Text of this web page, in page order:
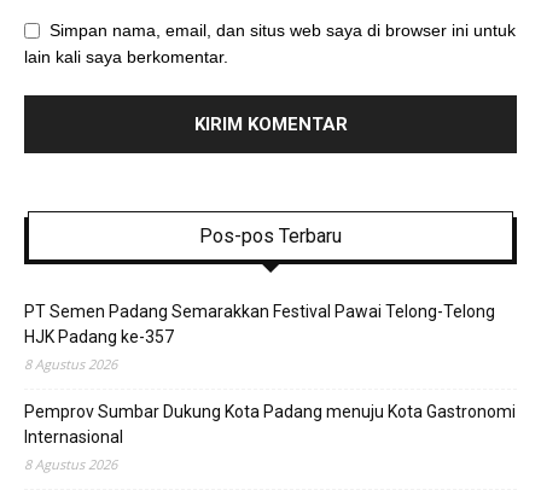
Simpan nama, email, dan situs web saya di browser ini untuk
lain kali saya berkomentar.
Pos-pos Terbaru
PT Semen Padang Semarakkan Festival Pawai Telong-Telong
HJK Padang ke-357
8 Agustus 2026
Pemprov Sumbar Dukung Kota Padang menuju Kota Gastronomi
Internasional
8 Agustus 2026